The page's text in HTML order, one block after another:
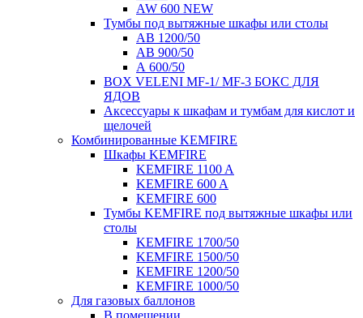
AW 600 NEW
Тумбы под вытяжные шкафы или столы
AB 1200/50
AB 900/50
А 600/50
BOX VELENI MF-1/ MF-3 БОКС ДЛЯ
ЯДОВ
Аксессуары к шкафам и тумбам для кислот и
щелочей
Комбинированные KEMFIRE
Шкафы KEMFIRE
KEMFIRE 1100 A
KEMFIRE 600 A
KEMFIRE 600
Тумбы KEMFIRE под вытяжные шкафы или
столы
KEMFIRE 1700/50
KEMFIRE 1500/50
KEMFIRE 1200/50
KEMFIRE 1000/50
Для газовых баллонов
В помещении